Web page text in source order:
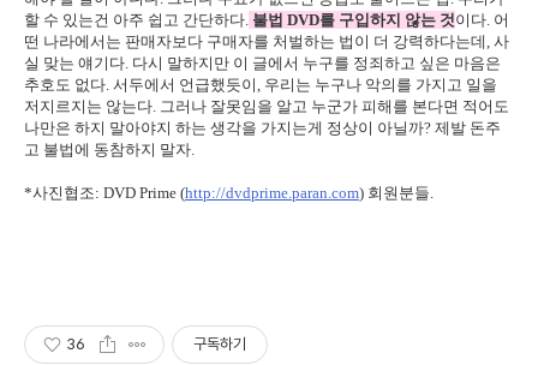
할 수 있는건 아주 쉽고 간단하다. 불법 DVD를 구입하지 않는 것이다. 어
떤 나라에서는 판매자보다 구매자를 처벌하는 법이 더 강력하다는데, 사
실 맞는 얘기다. 다시 말하지만 이 글에서 누구를 정죄하고 싶은 마음은
추호도 없다. 서두에서 언급했듯이, 우리는 누구나 악의를 가지고 일을
저지르지는 않는다. 그러나 잘못임을 알고 누군가 피해를 본다면 적어도
나만은 하지 말아야지 하는 생각을 가지는게 정상이 아닐까? 제발 돈주
고 불법에 동참하지 말자.
*사진협조: DVD Prime (http://dvdprime.paran.com) 회원분들.
36 구독하기